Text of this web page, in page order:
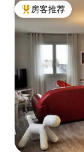
热门「房客推荐
房客推荐